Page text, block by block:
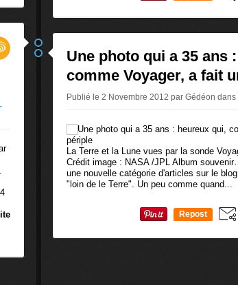
Une photo qui a 35 ans
comme Voyager, a fait
Publié le 2 Novembre 2012 par Gédéon dans
La Terre et la Lune vues par la sonde
Crédit image : NASA /JPL Album
une nouvelle catégorie d'articles sur le
"loin de le Terre". Un peu comme quand...
Repost